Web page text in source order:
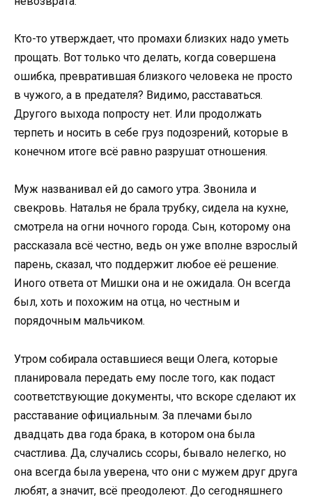
Кто-то утверждает, что промахи близких надо уметь
прощать. Вот только что делать, когда совершена
ошибка, превратившая близкого человека не просто
в чужого, а в предателя? Видимо, расставаться.
Другого выхода попросту нет. Или продолжать
терпеть и носить в себе груз подозрений, которые в
конечном итоге всё равно разрушат отношения.
Муж названивал ей до самого утра. Звонила и
свекровь. Наталья не брала трубку, сидела на кухне,
смотрела на огни ночного города. Сын, которому она
рассказала всё честно, ведь он уже вполне взрослый
парень, сказал, что поддержит любое её решение.
Иного ответа от Мишки она и не ожидала. Он всегда
был, хоть и похожим на отца, но честным и
порядочным мальчиком.
Утром собирала оставшиеся вещи Олега, которые
планировала передать ему после того, как подаст
соответствующие документы, что вскоре сделают их
расставание официальным. За плечами было
двадцать два года брака, в котором она была
счастлива. Да, случались ссоры, бывало нелегко, но
она всегда была уверена, что они с мужем друг друга
любят, а значит, всё преодолеют. До сегодняшнего